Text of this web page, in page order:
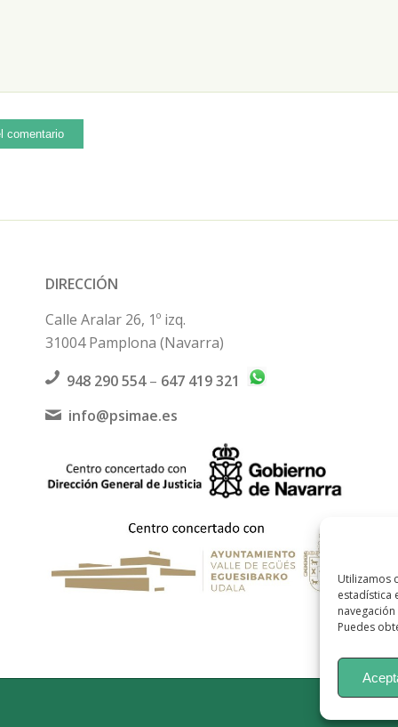
Utilizamos
estadística
Puedes
DIRECCIÓN
Calle Aralar 26, 1º izq.
31004 Pamplona (Navarra)
948 290 554– 647 419 321
info@psimae.es